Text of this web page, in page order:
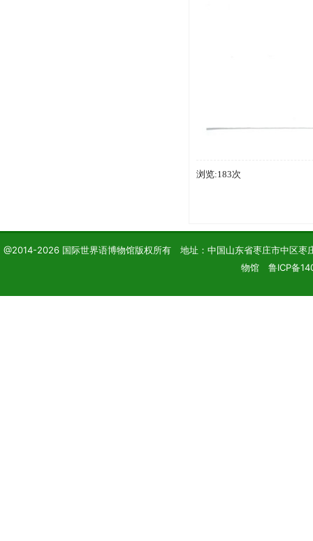
浏览:183次
@2014-2026 国际世界语博物馆版权所有 地址：中国山东省枣庄市中区
物馆 鲁ICP备